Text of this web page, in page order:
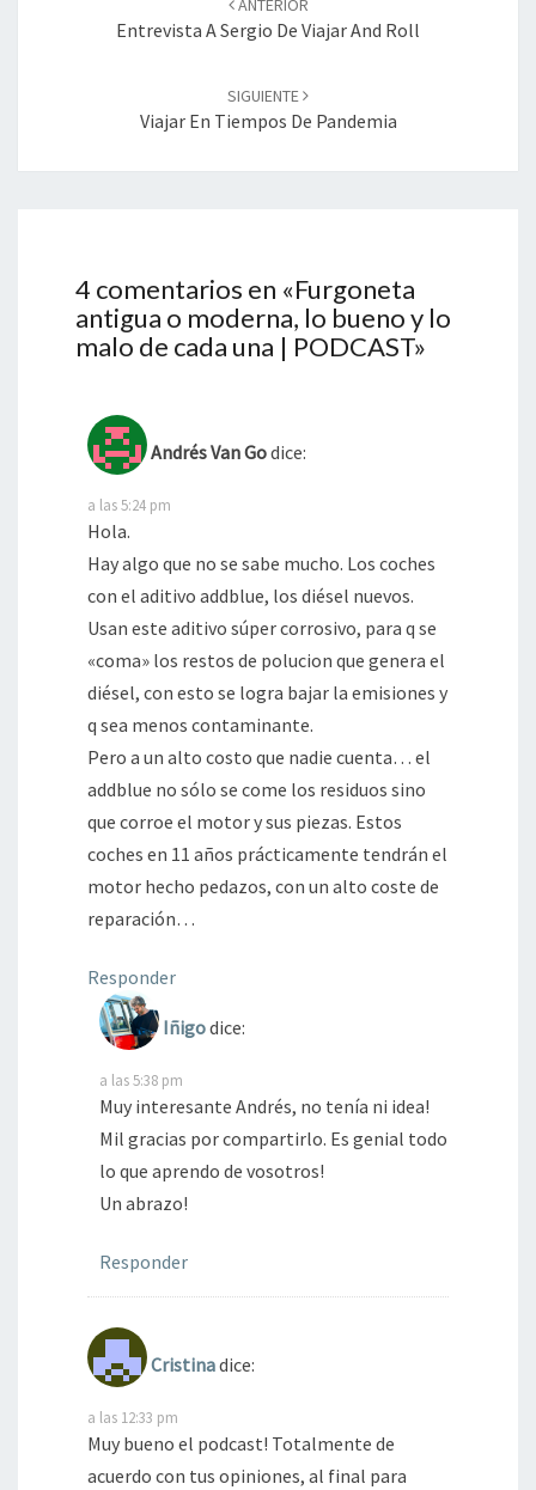
entradas
ANTERIOR
Entrevista A Sergio De Viajar And Roll
SIGUIENTE
Viajar En Tiempos De Pandemia
4 comentarios en «Furgoneta
antigua o moderna, lo bueno y lo
malo de cada una | PODCAST»
Andrés Van Godice:
a las 5:24 pm
Hola.
Hay algo que no se sabe mucho. Los coches
con el aditivo addblue, los diésel nuevos.
Usan este aditivo súper corrosivo, para q se
«coma» los restos de polucion que genera el
diésel, con esto se logra bajar la emisiones y
q sea menos contaminante.
Pero a un alto costo que nadie cuenta… el
addblue no sólo se come los residuos sino
que corroe el motor y sus piezas. Estos
coches en 11 años prácticamente tendrán el
motor hecho pedazos, con un alto coste de
reparación…
Responder
Iñigodice:
a las 5:38 pm
Muy interesante Andrés, no tenía ni idea!
Mil gracias por compartirlo. Es genial todo
lo que aprendo de vosotros!
Un abrazo!
Responder
Cristinadice:
a las 12:33 pm
Muy bueno el podcast! Totalmente de
acuerdo con tus opiniones, al final para